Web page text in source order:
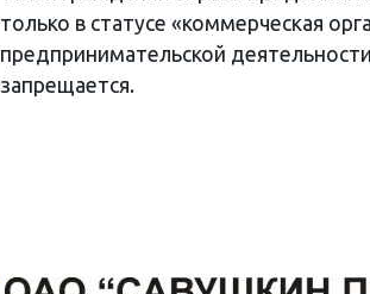
только в статусе «коммерческая
предпринимательской
запрещается.